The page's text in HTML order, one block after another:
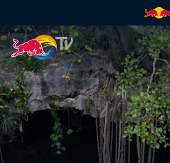
Avance de